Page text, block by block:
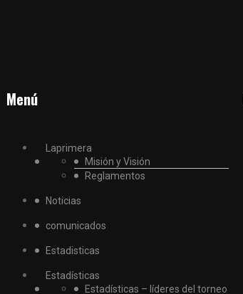
Menú
Laprimera
Misión y Visión
Reglamentos
Noticias
comunicados
Estadisticas
Estadísticas
Estadísticas – líderes del torneo